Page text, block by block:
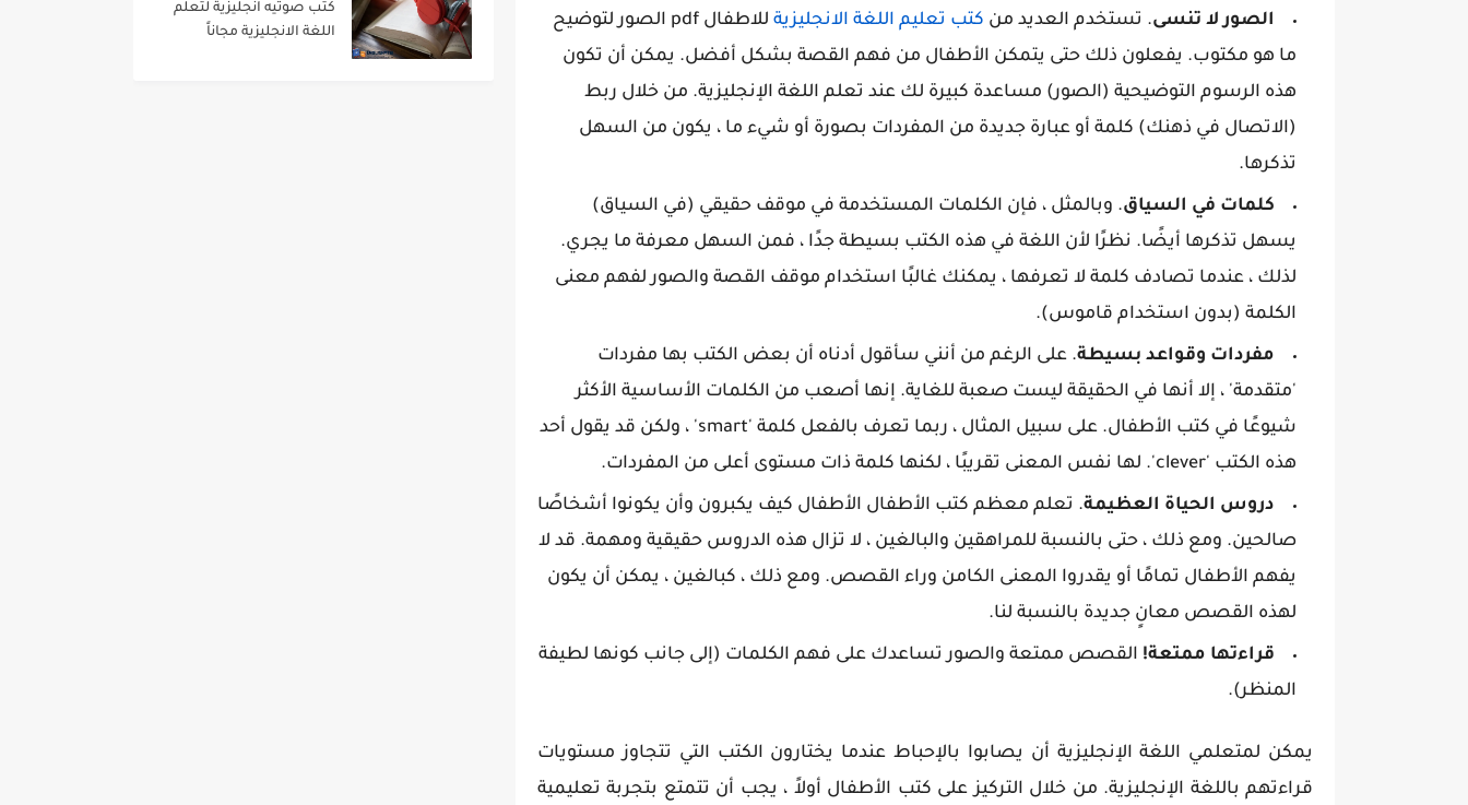
الصور لا تنسى. تستخدم العديد من كتب تعليم اللغة الانجليزية
للاطفال pdf الصور لتوضيح
ما هو مكتوب. يفعلون ذلك حتى يتمكن الأطفال من فهم القصة بشكل أفضل. يمكن أن تكون
هذه الرسوم التوضيحية (الصور) مساعدة كبيرة لك عند تعلم اللغة الإنجليزية. من خلال ربط
(الاتصال في ذهنك) كلمة أو عبارة جديدة من المفردات بصورة أو شيء ما ، يكون من السهل
تذكرها.
كلمات في السياق. وبالمثل ، فإن الكلمات المستخدمة في موقف حقيقي (في السياق)
يسهل تذكرها أيضًا. نظرًا لأن اللغة في هذه الكتب بسيطة جدًا ، فمن السهل معرفة ما يجري.
لذلك ، عندما تصادف كلمة لا تعرفها ، يمكنك غالبًا استخدام موقف القصة والصور لفهم معنى
الكلمة (بدون استخدام قاموس).
مفردات وقواعد بسيطة. على الرغم من أنني سأقول أدناه أن بعض الكتب بها مفردات
'متقدمة' ، إلا أنها في الحقيقة ليست صعبة للغاية. إنها أصعب من الكلمات الأساسية الأكثر
شيوعًا في كتب الأطفال. على سبيل المثال ، ربما تعرف بالفعل كلمة 'smart' ، ولكن قد يقول أحد
هذه الكتب 'clever'. لها نفس المعنى تقريبًا ، لكنها كلمة ذات مستوى أعلى من المفردات.
دروس الحياة العظيمة. تعلم معظم كتب الأطفال الأطفال كيف يكبرون وأن يكونوا أشخاصًا
صالحين. ومع ذلك ، حتى بالنسبة للمراهقين والبالغين ، لا تزال هذه الدروس حقيقية ومهمة. قد لا
يفهم الأطفال تمامًا أو يقدروا المعنى الكامن وراء القصص. ومع ذلك ، كبالغين ، يمكن أن يكون
لهذه القصص معانٍ جديدة بالنسبة لنا.
قراءتها ممتعة! القصص ممتعة والصور تساعدك على فهم الكلمات (إلى جانب كونها لطيفة
المنظر).
يمكن لمتعلمي اللغة الإنجليزية أن يصابوا بالإحباط عندما يختارون الكتب التي تتجاوز مستويات
قراءتهم باللغة الإنجليزية. من خلال التركيز على كتب الأطفال أولاً ، يجب أن تتمتع بتجربة تعليمية
كتب صوتيه انجليزية لتعلم
اللغة الانجليزية مجاناً